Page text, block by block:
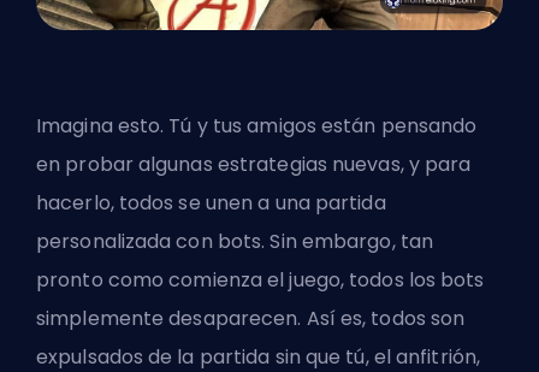
Imagina esto. Tú y tus amigos están pensando
en probar algunas estrategias nuevas, y para
hacerlo, todos se unen a una partida
personalizada con bots. Sin embargo, tan
pronto como comienza el juego, todos los bots
simplemente desaparecen. Así es, todos son
expulsados de la partida sin que tú, el anfitrión,